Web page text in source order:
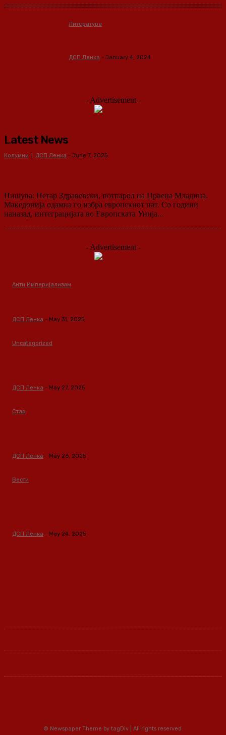
Литература
ДСП Ленка - January 4, 2024
- Advertisement -
Latest News
Колумни ДСП Ленка - June 7, 2025
Пишува: Петар Здравевски, потпарол на Црвена Младина.
Македонија одамна го избра европскиот пат. Со години
наназад, интеграцијата во Европската Унија...
- Advertisement -
Анти Империјализам
ДСП Ленка - May 31, 2025
Uncategorized
ДСП Ленка - May 27, 2025
Став
ДСП Ленка - May 26, 2025
Вести
ДСП Ленка - May 24, 2025
© Newspaper Theme by tagDiv | All rights reserved.